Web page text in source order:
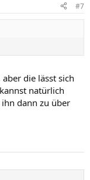
#7
die lässt sich
natürlich
dann zu über